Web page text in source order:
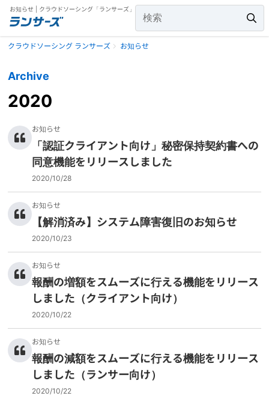
お知らせ | クラウドソーシング「ランサーズ」
クラウドソーシング ランサーズ お知らせ
Archive
2020
お知らせ
「認証クライアント向け」秘密保持契約書への
同意機能をリリースしました
2020/10/28
お知らせ
【解消済み】システム障害復旧のお知らせ
2020/10/23
お知らせ
報酬の増額をスムーズに行える機能をリリース
しました（クライアント向け）
2020/10/22
お知らせ
報酬の減額をスムーズに行える機能をリリース
しました（ランサー向け）
2020/10/22